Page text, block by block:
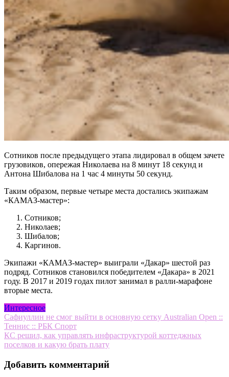
Сотников после предыдущего этапа лидировал в общем зачете
грузовиков, опережая Николаева на 8 минут 18 секунд и
Антона Шибалова на 1 час 4 минуты 50 секунд.
Таким образом, первые четыре места достались экипажам
«КАМАЗ-мастер»:
Сотников;
Николаев;
Шибалов;
Каргинов.
Экипажи «КАМАЗ-мастер» выиграли «Дакар» шестой раз
подряд. Сотников становился победителем «Дакара» в 2021
году. В 2017 и 2019 годах пилот занимал в ралли-марафоне
вторые места.
Интересное
Навигация
по
записям
Сафиуллин не смог выйти в основную сетку Australian Open ::
Теннис :: РБК Спорт
КС решил, как управлять инфраструктурой коттеджных
поселков и какую брать плату
Добавить комментарий